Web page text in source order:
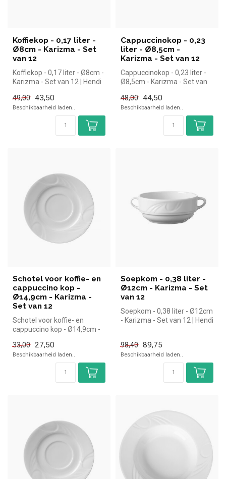
Koffiekop - 0,17 liter -
Ø8cm - Karizma - Set
van 12
Koffiekop - 0,17 liter - Ø8cm -
Karizma - Set van 12 | Hendi
49,00 43,50
Beschikbaarheid laden..
Cappuccinokop - 0,23
liter - Ø8,5cm -
Karizma - Set van 12
Cappuccinokop - 0,23 liter -
Ø8,5cm - Karizma - Set van
48,00 44,50
Beschikbaarheid laden..
Schotel voor koffie- en
cappuccino kop -
Ø14,9cm - Karizma -
Set van 12
Schotel voor koffie- en
cappuccino kop - Ø14,9cm -
...
33,00 27,50
Beschikbaarheid laden..
Soepkom - 0,38 liter -
Ø12cm - Karizma - Set
van 12
Soepkom - 0,38 liter - Ø12cm
- Karizma - Set van 12 | Hendi
98,40 89,75
Beschikbaarheid laden..